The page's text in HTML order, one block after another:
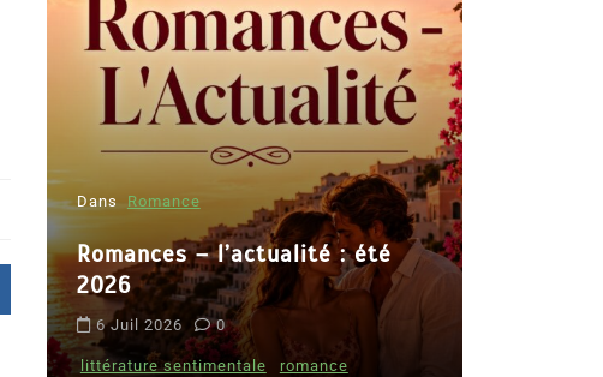
Dans Romance
Romances – l’actualité : été
2026
6 Juil 2026 0
littérature sentimentale romance